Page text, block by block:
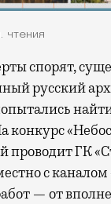
чтения
русский
конкурс
проводит ГК
с
— от